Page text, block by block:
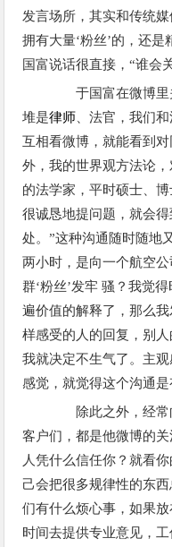
发言场所，其实和传统
拥有大量‘粉丝’的，还
国富说话很直接，“谁会
于国富在微博里
堆是律师 、法官，我们
互相看微博，就能看到
外，我的世界观方法论
的法学家，平时硕士、
很诚恳地提问题，就会
处。”这种沟通随时随地
两小时，是向一个航空
群‘粉丝’发牢 骚？我觉
遍价值的解释了，那么
样感受的人的回复，别
我就决定不生气了。主
感觉，就觉得这个沟通是
除此之外，经常
客户们，都是他微博的关
人凭什么信任你？就看
己会把很多规律性的东
们有什么烦心事，如果
时间去提供专业意见，